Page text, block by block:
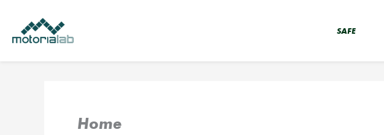
contenuto
SAFE
Home